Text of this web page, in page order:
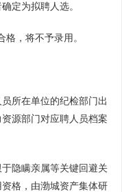
定为拟聘人选。
，将不予录用。
所在单位的纪检部门出
源部门对应聘人员档案
隐瞒亲属等关键回避关
格，由渤城资产集体研